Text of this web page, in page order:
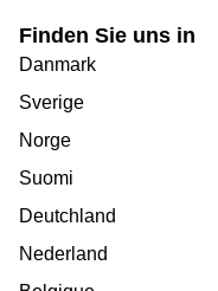
Finden Sie uns in
Danmark
Sverige
Norge
Suomi
Deutchland
Nederland